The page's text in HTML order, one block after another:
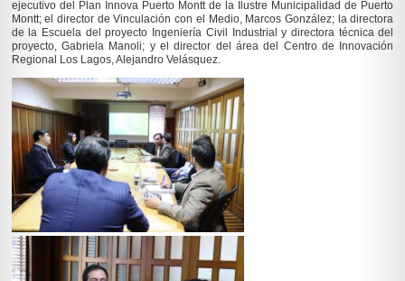
ejecutivo del Plan Innova Puerto Montt de la Ilustre Municipalidad de Puerto
Montt; el director de Vinculación con el Medio, Marcos González; la directora
de la Escuela del proyecto Ingeniería Civil Industrial y directora técnica del
proyecto, Gabriela Manoli; y el director del área del Centro de Innovación
Regional Los Lagos, Alejandro Velásquez.